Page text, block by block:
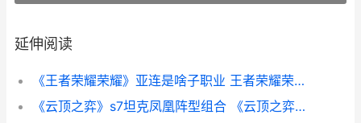
延伸阅读
《王者荣耀荣耀》亚连是啥子职业 王者荣耀荣耀称号哪个含金量最高
《云顶之弈》s7坦克凤凰阵型组合 《云顶之弈》S13赛季的1费卡数量是多少-